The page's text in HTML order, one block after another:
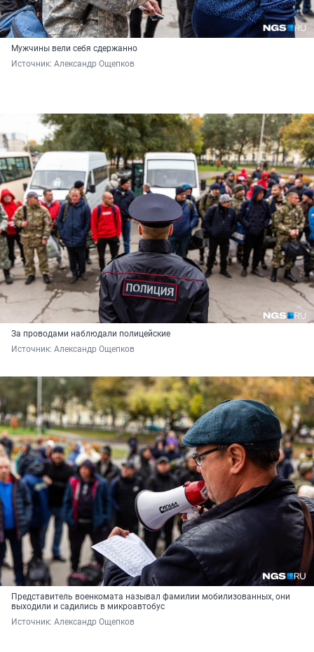
Мужчины вели себя сдержанно
Источник: Александр Ощепков
За проводами наблюдали полицейские
Источник: Александр Ощепков
Представитель военкомата называл фамилии мобилизованных, они
выходили и садились в микроавтобус
Источник: Александр Ощепков